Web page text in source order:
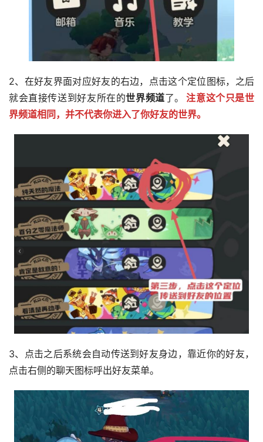
2、在好友界面对应好友的右边，点击这个定位图标，之后
就会直接传送到好友所在的世界频道了。
注意这个只是世
界频道相同，并不代表你进入了你好友的世界。
3、点击之后系统会自动传送到好友身边，靠近你的好友，
点击右侧的聊天图标呼出好友菜单。